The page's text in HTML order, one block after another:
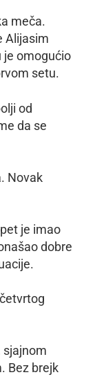
meča.
Alijasim
je omogućio
setu.
od
da se
Novak
je imao
dobre
sjajnom
Bez brejk